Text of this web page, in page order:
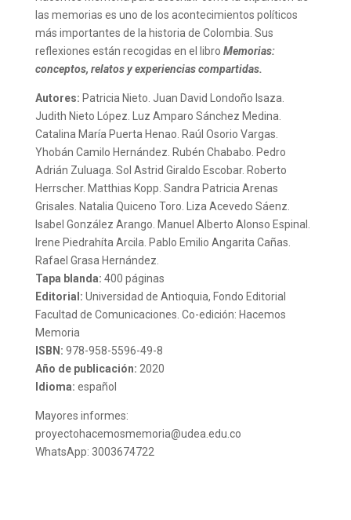
las memorias es uno de los acontecimientos políticos
más importantes de la historia de Colombia. Sus
reflexiones están recogidas en el libro Memorias:
conceptos, relatos y experiencias compartidas.
Autores: Patricia Nieto. Juan David Londoño Isaza.
Judith Nieto López. Luz Amparo Sánchez Medina.
Catalina María Puerta Henao. Raúl Osorio Vargas.
Yhobán Camilo Hernández. Rubén Chababo. Pedro
Adrián Zuluaga. Sol Astrid Giraldo Escobar. Roberto
Herrscher. Matthias Kopp. Sandra Patricia Arenas
Grisales. Natalia Quiceno Toro. Liza Acevedo Sáenz.
Isabel González Arango. Manuel Alberto Alonso Espinal.
Irene Piedrahíta Arcila. Pablo Emilio Angarita Cañas.
Rafael Grasa Hernández.
Tapa blanda: 400 páginas
Editorial: Universidad de Antioquia, Fondo Editorial
Facultad de Comunicaciones. Co-edición: Hacemos
Memoria
ISBN: 978-958-5596-49-8
Año de publicación: 2020
Idioma: español
Mayores informes:
proyectohacemosmemoria@udea.edu.co
WhatsApp: 3003674722